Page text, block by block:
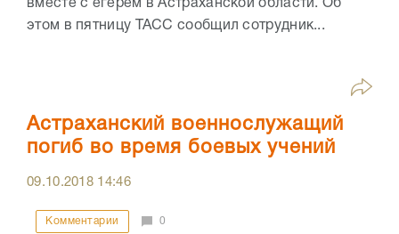
вместе с егерем в Астраханской области. Об
этом в пятницу ТАСС сообщил сотрудник...
Астраханский военнослужащий
погиб во время боевых учений
09.10.2018 14:46
Комментарии 0